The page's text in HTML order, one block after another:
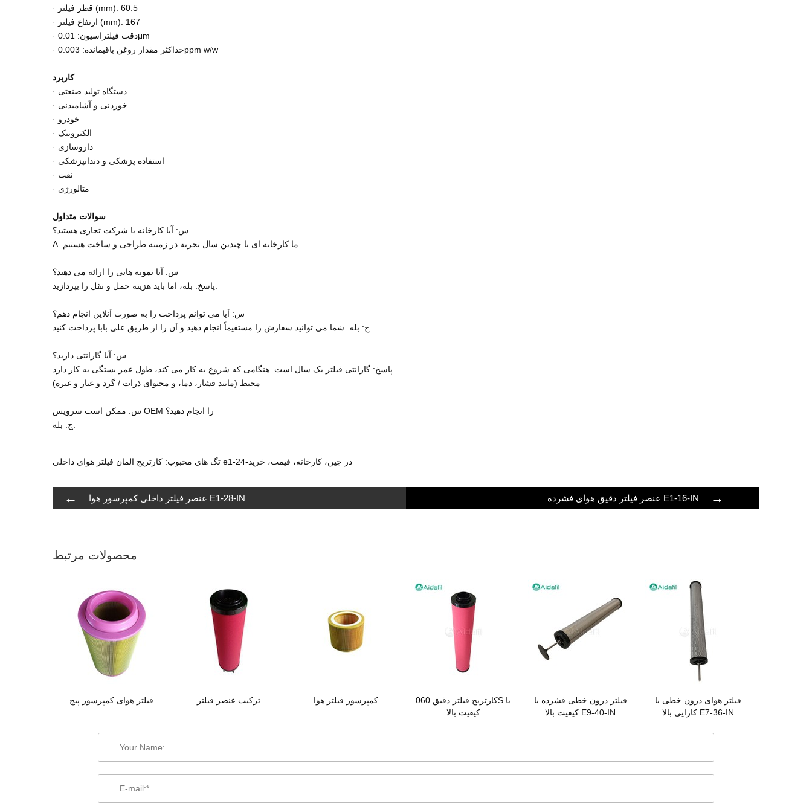
· قطر فیلتر (mm): 60.5
· ارتفاع فیلتر (mm): 167
· دقت فیلتراسیون: 0.01μm
· حداکثر مقدار روغن باقیمانده: 0.003ppm w/w
کاربرد
· دستگاه تولید صنعتی
· خوردنی و آشامیدنی
· خودرو
· الکترونیک
· داروسازی
· استفاده پزشکی و دندانپزشکی
· نفت
· متالورژی
سوالات متداول
س: آیا کارخانه یا شرکت تجاری هستید؟
س: آیا نمونه هایی را ارائه می دهید؟
س: آیا می توانم پرداخت را به صورت آنلاین انجام دهم؟
س: آیا گارانتی دارید؟
پاسخ: گارانتی فیلتر یک سال است. هنگامی که شروع به کار می کند، طول عمر بستگی به کار دارد
محیط (مانند فشار، دما، و محتوای ذرات / گرد و غبار و غیره)
س: ممکن است سرویس OEM را انجام دهید؟
تگ های محبوب: کارتریج المان فیلتر هوای داخلی e1-24-در چین، کارخانه، قیمت، خرید
← عنصر فیلتر داخلی کمپرسور هوا E1-28-IN عنصر فیلتر دقیق هوای فشرده E1-16-IN →
محصولات مرتبط
فیلتر هوای کمپرسور پیچ ترکیب عنصر فیلتر کمپرسور فیلتر هوا
کارتریج فیلتر دقیق 060S با
کیفیت بالا
فیلتر درون خطی فشرده با
کیفیت بالا E9-40-IN
فیلتر هوای درون خطی با
کارایی بالا E7-36-IN